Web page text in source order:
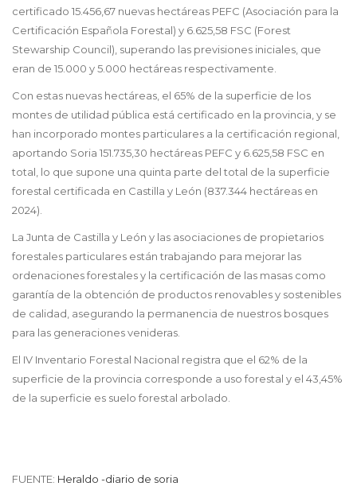
certificado 15.456,67 nuevas hectáreas PEFC (Asociación para la
Certificación Española Forestal) y 6.625,58 FSC (Forest
Stewarship Council), superando las previsiones iniciales, que
eran de 15.000 y 5.000 hectáreas respectivamente.
Con estas nuevas hectáreas, el 65% de la superficie de los
montes de utilidad pública está certificado en la provincia, y se
han incorporado montes particulares a la certificación regional,
aportando Soria 151.735,30 hectáreas PEFC y 6.625,58 FSC en
total, lo que supone una quinta parte del total de la superficie
forestal certificada en Castilla y León (837.344 hectáreas en
2024).
La Junta de Castilla y León y las asociaciones de propietarios
forestales particulares están trabajando para mejorar las
ordenaciones forestales y la certificación de las masas como
garantía de la obtención de productos renovables y sostenibles
de calidad, asegurando la permanencia de nuestros bosques
para las generaciones venideras.
El IV Inventario Forestal Nacional registra que el 62% de la
superficie de la provincia corresponde a uso forestal y el 43,45%
de la superficie es suelo forestal arbolado.
FUENTE: Heraldo -diario de soria